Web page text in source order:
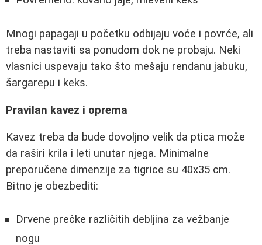
Mnogi papagaji u početku odbijaju voće i povrće, ali
treba nastaviti sa ponudom dok ne probaju. Neki
vlasnici uspevaju tako što mešaju rendanu jabuku,
šargarepu i keks.
Pravilan kavez i oprema
Kavez treba da bude dovoljno velik da ptica može
da raširi krila i leti unutar njega. Minimalne
preporučene dimenzije za tigrice su 40x35 cm.
Bitno je obezbediti:
Drvene prečke različitih debljina za vežbanje
nogu